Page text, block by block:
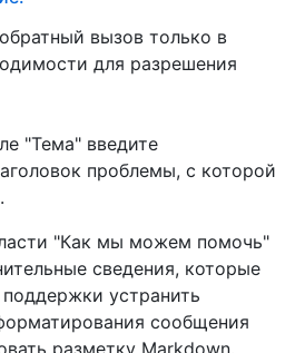
вызов только в
для разрешения
"Тема" введите
проблемы, с которой
"Как мы можем помочь"
сведения, которые
устранить
сообщения
разметку Markdown.